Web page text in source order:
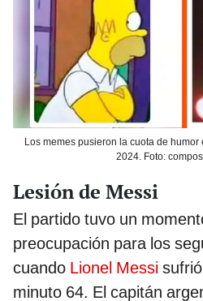
Los memes pusieron la cuota de
2024. Foto:
Lesión de Messi
El partido tuvo un
preocupación para los
cuando Lionel Messi
minuto 64. El capitán